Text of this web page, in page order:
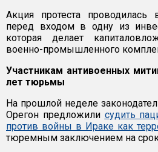
Акция протеста
перед входом в одну из
которая делает
военно-промышленного
Участникам антивоенных
лет тюрьмы
На прошлой неделе
Орегон предложили судить
против войны в Ираке как
тюремным заключением на